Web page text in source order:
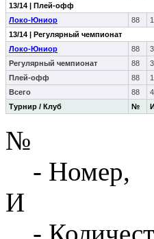
Турнир / Клуб №
13/14 | Плей-офф
Локо-Юниор
88
13/14 | Регулярный чемпионат
Локо-Юниор
88
Регулярный чемпионат
88
Плей-офф
88
Всего
88
№
- Номер,
И
-